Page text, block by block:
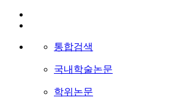
통합검색
국내학술논문
학위논문